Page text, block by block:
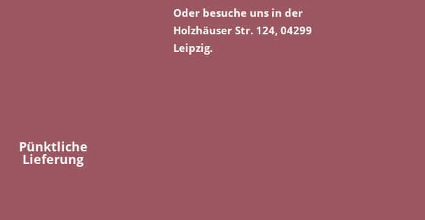
Pünktliche
Lieferung
Oder besuche uns in der
Holzhäuser Str. 124, 04299
Leipzig.